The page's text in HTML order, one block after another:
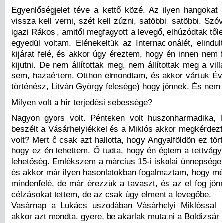
Egyenlőségjelet téve a kettő közé. Az ilyen
vissza kell verni, szét kell zúzni, satöbbi, satöbbi.
igazi Rákosi, amitől megfagyott a levegő, elhúzódtak
egyedül voltam. Elénekeltük az Internacionálét,
kijárat felé, és akkor úgy éreztem, hogy én innen nem
kijutni. De nem állítottak meg, nem állítottak meg a
sem, hazaértem. Otthon elmondtam, és akkor vártuk
történész, Litván György felesége) hogy jönnek. És
Milyen volt a hír terjedési sebessége?
Nagyon gyors volt. Pénteken volt huszonharmadika,
beszélt a Vásárhelyiékkel és a Miklós akkor
volt? Mert ő csak azt hallotta, hogy Angyalföldön ez
hogy ez én lehettem. Ő tudta, hogy én égtem a
lehetőség. Emlékszem a március 15-i iskolai
és akkor már ilyen hasonlatokban fogalmaztam, hogy
mindenfelé, de már érezzük a tavaszt, és az el fog
célzásokat tettem, de az csak úgy elment a levegőbe.
Vasárnap a Lukács uszodában Vásárhelyi Miklóssal
akkor azt mondta. gyere, be akarlak mutatni a